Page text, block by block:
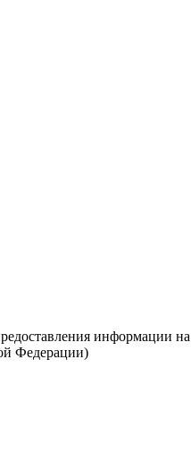
информации на
Федерации)